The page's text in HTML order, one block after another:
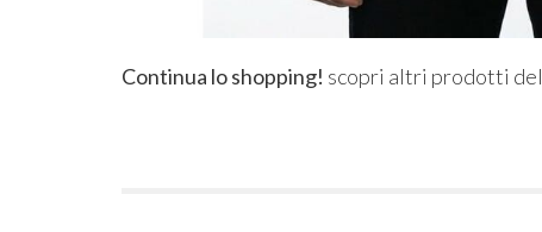
Continua lo shopping! scopri altri prodotti